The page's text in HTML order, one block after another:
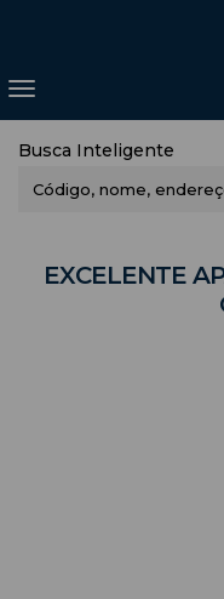
Busca Inteligente
EXCELENTE